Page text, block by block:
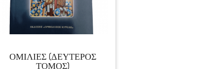
ΟΜΙΛΙΕΣ (ΔΕΥΤΕΡΟΣ
ΤΟΜΟΣ)